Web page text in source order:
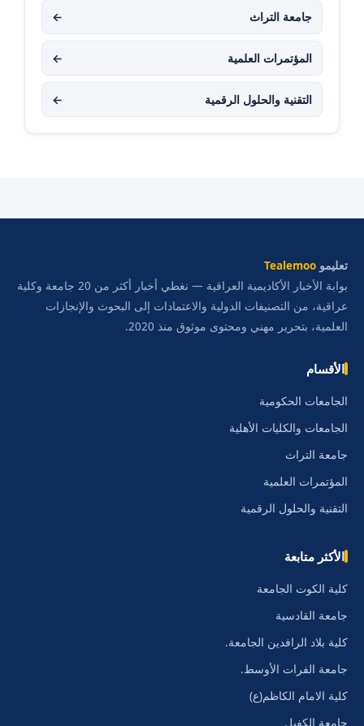
جامعة التراث ←
المؤتمرات العلمية ←
التقنية والحلول الرقمية ←
تعليمو Tealemoo
بوابة الأخبار الأكاديمية العراقية — نغطي أخبار أكثر من 20 جامعة وكلية
عراقية، من التصنيفات الدولية والاعتمادات إلى البحوث والإنجازات
العلمية، بتحرير مهني ومحتوى موثوق منذ 2020.
الأقسام
الجامعات الحكومية
الجامعات والكليات الأهلية
جامعة التراث
المؤتمرات العلمية
التقنية والحلول الرقمية
الأكثر متابعة
كلية الكوت الجامعة
جامعة القادسية
كلية بلاد الرافدين الجامعة.
جامعة الفرات الأوسط.
كلية الامام الكاظم(ع)
جامعة الكفيل